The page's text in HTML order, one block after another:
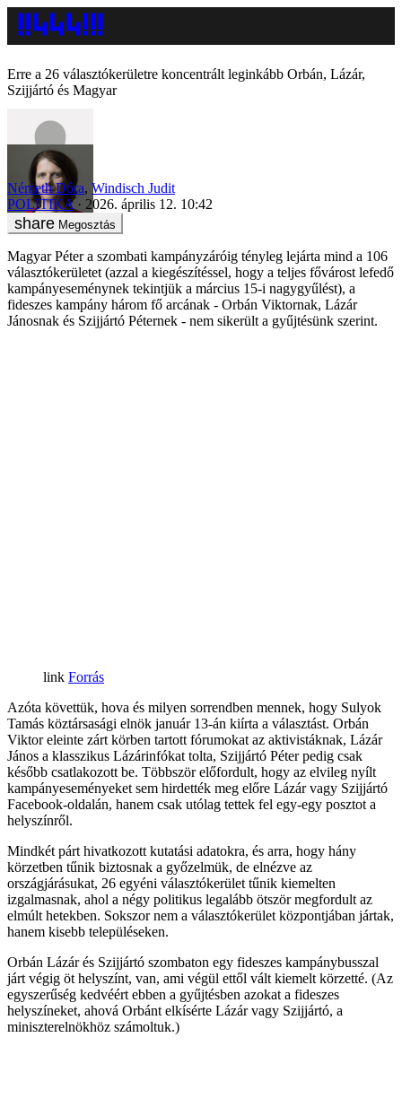
Erre a 26 választókerületre koncentrált leginkább Orbán, Lázár,
Szijjártó és Magyar
Németh Dóra, Windisch Judit
POLITIKA
2026. április 12. 10:42
Megosztás
Magyar Péter a szombati kampányzáróig tényleg lejárta mind a 106
választókerületet (azzal a kiegészítéssel, hogy a teljes fővárost lefedő
kampányeseménynek tekintjük a március 15-i nagygyűlést), a
fideszes kampány három fő arcának - Orbán Viktornak, Lázár
Jánosnak és Szijjártó Péternek - nem sikerült a gyűjtésünk szerint.
Forrás
Azóta követtük, hova és milyen sorrendben mennek, hogy Sulyok
Tamás köztársasági elnök január 13-án kiírta a választást. Orbán
Viktor eleinte zárt körben tartott fórumokat az aktivistáknak, Lázár
János a klasszikus Lázárinfókat tolta, Szijjártó Péter pedig csak
később csatlakozott be. Többször előfordult, hogy az elvileg nyílt
kampányeseményeket sem hirdették meg előre Lázár vagy Szijjártó
Facebook-oldalán, hanem csak utólag tettek fel egy-egy posztot a
helyszínről.
Mindkét párt hivatkozott kutatási adatokra, és arra, hogy hány
körzetben tűnik biztosnak a győzelmük, de elnézve az
országjárásukat, 26 egyéni választókerület tűnik kiemelten
izgalmasnak, ahol a négy politikus legalább ötször megfordult az
elmúlt hetekben. Sokszor nem a választókerület központjában jártak,
hanem kisebb településeken.
Orbán Lázár és Szijjártó szombaton egy fideszes kampánybusszal
járt végig öt helyszínt, van, ami végül ettől vált kiemelt körzetté. (Az
egyszerűség kedvéért ebben a gyűjtésben azokat a fideszes
helyszíneket, ahová Orbánt elkísérte Lázár vagy Szijjártó, a
miniszterelnökhöz számoltuk.)